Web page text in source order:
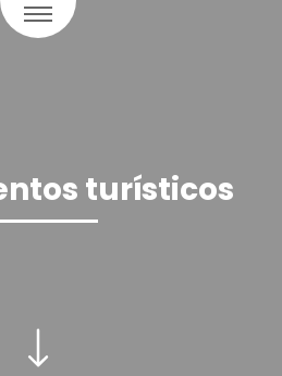
turísticos